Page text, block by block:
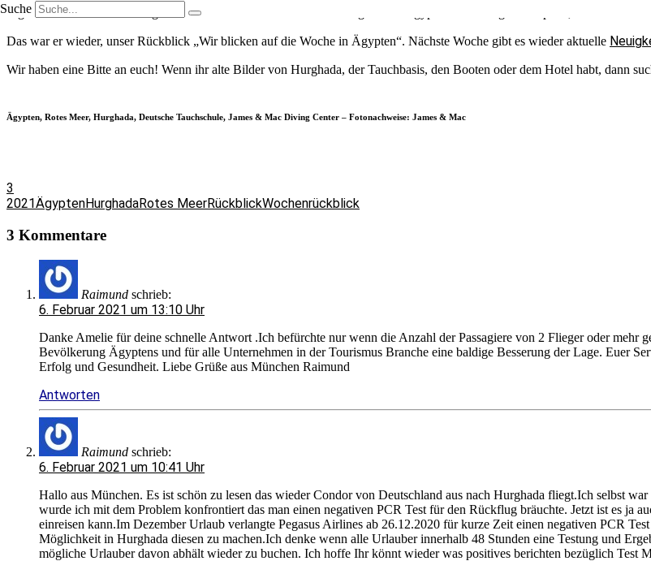
Suche
Eigentlich sind die Archäologen auf der Suche nach dem Grab der legendären ägyptischen Königin Kleopatra, aber wurden
Das war er wieder, unser Rückblick „Wir blicken auf die Woche in Ägypten“. Nächste Woche gibt es wieder aktuelle
Wir haben eine Bitte an euch! Wenn ihr alte Bilder von Hurghada, der Tauchbasis, den Booten oder dem Hotel habt, dann
Ägypten, Rotes Meer, Hurghada, Deutsche Tauchschule, James & Mac Diving Center – Fotonachweise: James & Mac
3
2021ÄgyptenHurghadaRotes MeerRückblickWochenrückblick
3 Kommentare
Raimund schrieb:
6. Februar 2021 um 13:10 Uhr
Danke Amelie für deine schnelle Antwort .Ich befürchte nur wenn die Anzahl der Passagiere von 2 Flieger oder mehr
Bevölkerung Ägyptens und für alle Unternehmen in der Tourismus Branche eine baldige Besserung der Lage. Euer
Erfolg und Gesundheit. Liebe Grüße aus München Raimund
Antworten
Raimund schrieb:
6. Februar 2021 um 10:41 Uhr
Hallo aus München. Es ist schön zu lesen das wieder Condor von Deutschland aus nach Hurghada fliegt.Ich selbst
wurde ich mit dem Problem konfrontiert das man einen negativen PCR Test für den Rückflug bräuchte. Jetzt ist es ja
einreisen kann.Im Dezember Urlaub verlangte Pegasus Airlines ab 26.12.2020 für kurze Zeit einen negativen PCR
Möglichkeit in Hurghada diesen zu machen.Ich denke wenn alle Urlauber innerhalb 48 Stunden eine Testung und
mögliche Urlauber davon abhält wieder zu buchen. Ich hoffe Ihr könnt wieder was positives berichten bezüglich Test